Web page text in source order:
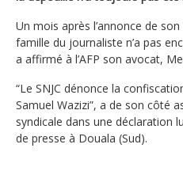
Un mois après l’annonce de son
famille du journaliste n’a pas
a affirmé à l’AFP son avocat,
“Le SNJC dénonce la
Samuel Wazizi”, a de son côté
syndicale dans une déclaration
de presse à Douala (Sud).